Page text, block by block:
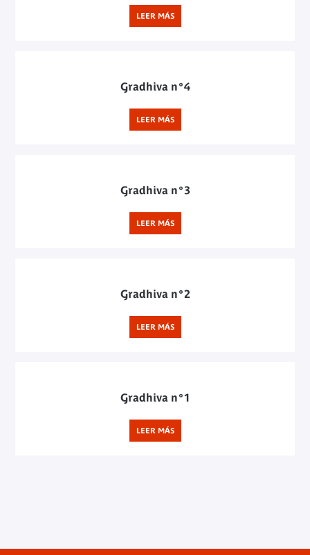
LEER MÁS
Gradhiva n°4
LEER MÁS
Gradhiva n°3
LEER MÁS
Gradhiva n°2
LEER MÁS
Gradhiva n°1
LEER MÁS